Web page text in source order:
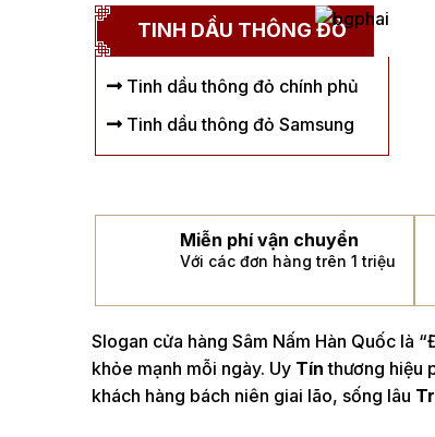
TINH DẦU THÔNG ĐỎ
Tinh dầu thông đỏ chính phủ
Tinh dầu thông đỏ Samsung
Miễn phí vận chuyển
Với các đơn hàng trên 1 triệu
Slogan cửa hàng Sâm Nấm Hàn Quốc là
khỏe mạnh mỗi ngày. Uy Tín thương hiệu
khách hàng bách niên giai lão, sống lâu